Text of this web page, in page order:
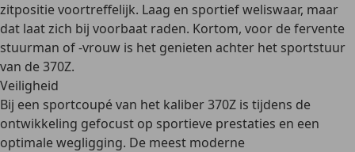
zitpositie voortreffelijk. Laag en sportief weliswaar, maar
dat laat zich bij voorbaat raden. Kortom, voor de fervente
stuurman of -vrouw is het genieten achter het sportstuur
van de 370Z.
Veiligheid
Bij een sportcoupé van het kaliber 370Z is tijdens de
ontwikkeling gefocust op sportieve prestaties en een
optimale wegligging. De meest moderne